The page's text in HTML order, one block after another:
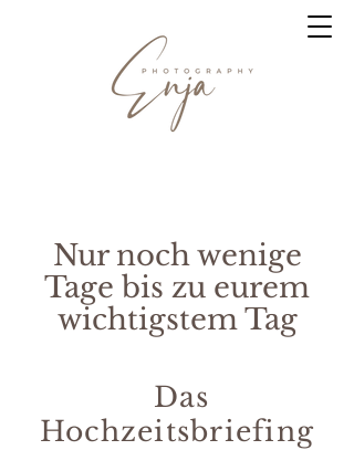
Nur noch wenige
Tage bis zu eurem
wichtigstem Tag
Das
Hochzeitsbriefing